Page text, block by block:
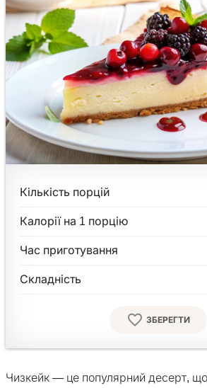
Кількість порцій
Калорії на 1 порцію
Час приготування
Складність
ЗБЕРЕГТИ
Чизкейк — це популярний десерт,